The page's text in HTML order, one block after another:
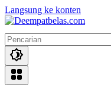
Langsung ke konten